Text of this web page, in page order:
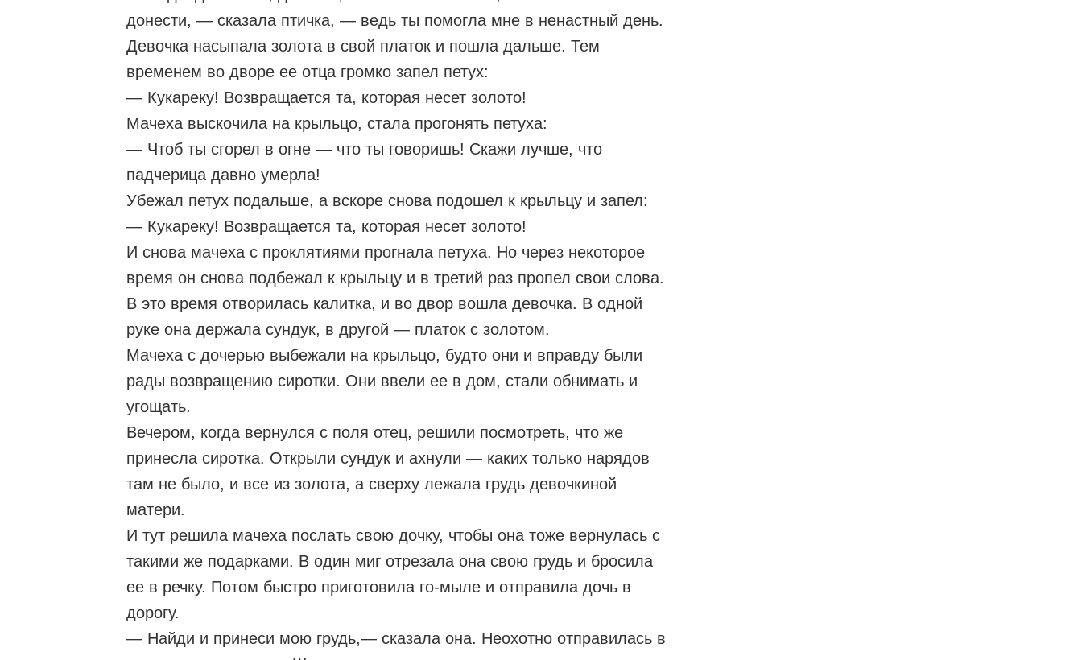
донести, — сказала птичка, — ведь ты помогла мне в ненастный день.
Девочка насыпала золота в свой платок и пошла дальше. Тем
временем во дворе ее отца громко запел петух:
— Кукареку! Возвращается та, которая несет золото!
Мачеха выскочила на крыльцо, стала прогонять петуха:
— Чтоб ты сгорел в огне — что ты говоришь! Скажи лучше, что
падчерица давно умерла!
Убежал петух подальше, а вскоре снова подошел к крыльцу и запел:
— Кукареку! Возвращается та, которая несет золото!
И снова мачеха с проклятиями прогнала петуха. Но через некоторое
время он снова подбежал к крыльцу и в третий раз пропел свои слова.
В это время отворилась калитка, и во двор вошла девочка. В одной
руке она держала сундук, в другой — платок с золотом.
Мачеха с дочерью выбежали на крыльцо, будто они и вправду были
рады возвращению сиротки. Они ввели ее в дом, стали обнимать и
угощать.
Вечером, когда вернулся с поля отец, решили посмотреть, что же
принесла сиротка. Открыли сундук и ахнули — каких только нарядов
там не было, и все из золота, а сверху лежала грудь девочкиной
матери.
И тут решила мачеха послать свою дочку, чтобы она тоже вернулась с
такими же подарками. В один миг отрезала она свою грудь и бросила
ее в речку. Потом быстро приготовила го-мыле и отправила дочь в
дорогу.
— Найди и принеси мою грудь,— сказала она. Неохотно отправилась в